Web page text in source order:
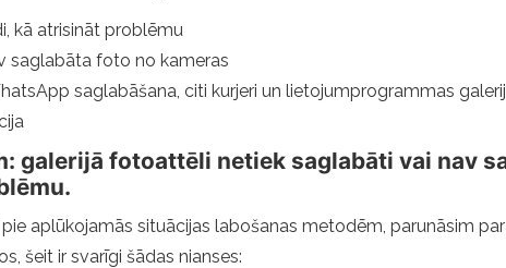
kā atrisināt problēmu
saglabāta foto no kameras
saglabāšana, citi kurjeri un lietojumprogrammas
galerijā fotoattēli netiek saglabāti vai nav
aplūkojamās situācijas labošanas metodēm, parunāsim
šeit ir svarīgi šādas nianses: